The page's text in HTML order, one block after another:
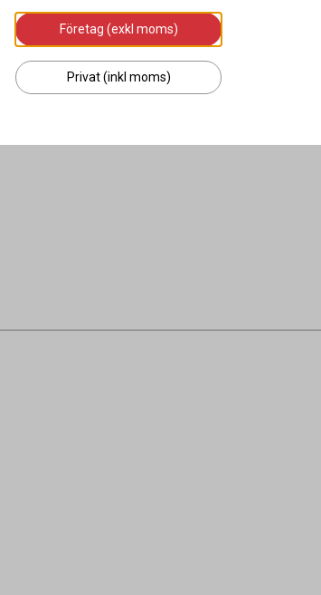
Företag (exkl moms)
Privat (inkl moms)